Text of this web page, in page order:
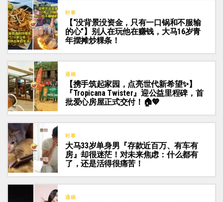
时事
【“没背景没资金，只有一口锅和不服输
的心”】别人在玩他在赚钱，大马16岁青
年摆摊炒粿条！
通稿
【携手筑起家园，点亮世代新希望✨】
『Tropicana Twister』迎公益里程碑，首
批爱心房屋正式交付！🏠💖
时事
大马33岁单身男『存款近百万、有车有
房』却很迷茫！对未来焦虑：什么都有
了，还是活得很痛苦！
通稿